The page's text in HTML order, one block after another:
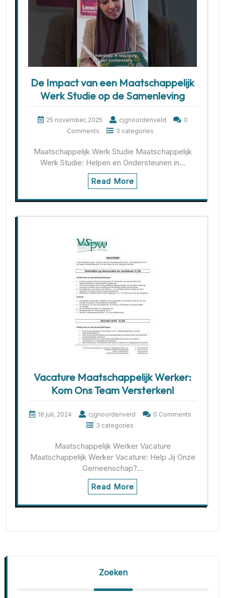
De Impact van een Maatschappelijk
Werk Studie op de Samenleving
25 november, 2025 cjgnoordenveld
0
Comments
3 categories
Maatschappelijk Werk Studie Maatschappelijk
Werk Studie: Helpen en Ondersteunen in…
Read More
Vacature Maatschappelijk Werker:
Kom Ons Team Versterken!
18 juli, 2024 cjgnoordenveld
0 Comments
3 categories
Maatschappelijk Werker Vacature
Maatschappelijk Werker Vacature: Help Jij Onze
Gemeenschap?…
Read More
Zoeken